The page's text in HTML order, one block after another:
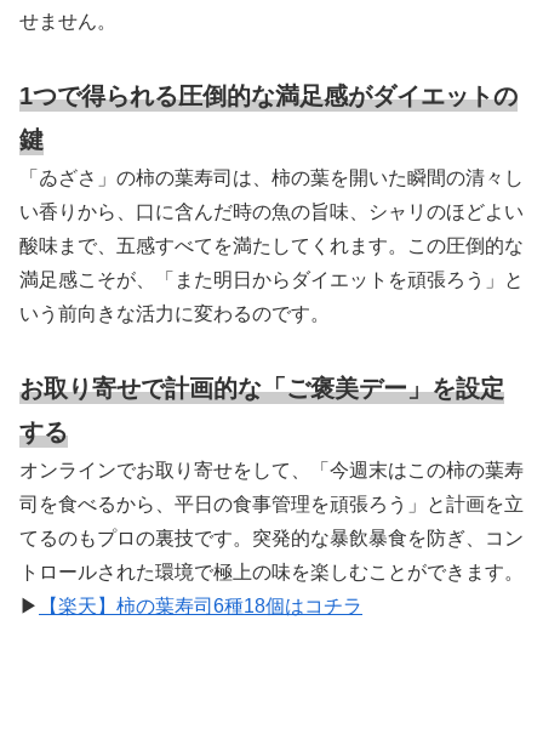
せません。
1つで得られる圧倒的な満足感がダイエットの
鍵
「ゐざさ」の柿の葉寿司は、柿の葉を開いた瞬間の清々し
い香りから、口に含んだ時の魚の旨味、シャリのほどよい
酸味まで、五感すべてを満たしてくれます。この圧倒的な
満足感こそが、「また明日からダイエットを頑張ろう」と
いう前向きな活力に変わるのです。
お取り寄せで計画的な「ご褒美デー」を設定
する
オンラインでお取り寄せをして、「今週末はこの柿の葉寿
司を食べるから、平日の食事管理を頑張ろう」と計画を立
てるのもプロの裏技です。突発的な暴飲暴食を防ぎ、コン
トロールされた環境で極上の味を楽しむことができます。
▶
【楽天】柿の葉寿司6種18個はコチラ